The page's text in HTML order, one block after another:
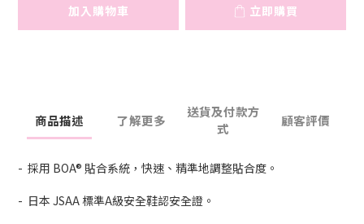
加入購物車 立即購買
商品描述 了解更多
送貨及付款方
式
顧客評價
- 採用 BOA® 貼合系統，快速、精準地調整貼合度。
- 日本 JSAA 標準A級安全鞋認安全證。